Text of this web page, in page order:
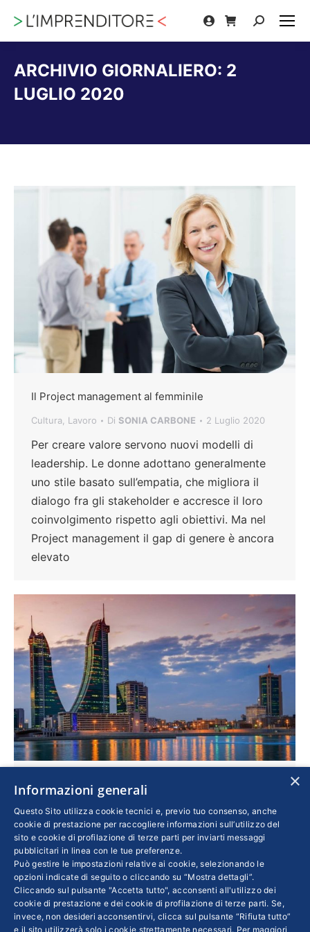
Cerca:
ARCHIVIO GIORNALIERO: 2
LUGLIO 2020
Il Project management al femminile
Cultura, Lavoro Di SONIA CARBONE 2 Luglio 2020
Per creare valore servono nuovi modelli di
leadership. Le donne adottano generalmente
uno stile basato sull’empatia, che migliora il
dialogo fra gli stakeholder e accresce il loro
coinvolgimento rispetto agli obiettivi. Ma nel
Project management il gap di genere è ancora
elevato
Italia-Bahrain, nascono due Desk per supportare il
Confindustria,Esteri DiELY SZAJKOWICZ
2 Luglio 2020
Il Regno del Golfo Persico vuole costruire
un’economia più green e basata sul
manifatturiero, affrancandosi da un sistema
basato solo sul petrolio. L’Agenzia Bahrain EDB
×
Informazioni generali
Questo Sito utilizza cookie tecnici e, previo tuo consenso, anche
cookie di prestazione per raccogliere informazioni sull’utilizzo del
sito e cookie di profilazione di terze parti per inviarti messaggi
pubblicitari in linea con le tue preferenze.
Può gestire le impostazioni relative ai cookie, selezionando le
opzioni indicate di seguito o cliccando su “Mostra dettagli”.
Cliccando sul pulsante "Accetta tutto", acconsenti all'utilizzo dei
cookie di prestazione e dei cookie di profilazione di terze parti. Se,
invece, non desideri acconsentirvi, clicca sul pulsante “Rifiuta tutto”
e il sito utilizzerà solo i cookie strettamente necessari. Per maggiori